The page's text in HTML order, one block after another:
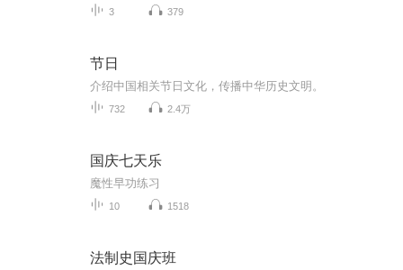
3 379
节日
介绍中国相关节日文化，传播中华历史文明。
732 2.4万
国庆七天乐
魔性早功练习
10 1518
法制史国庆班